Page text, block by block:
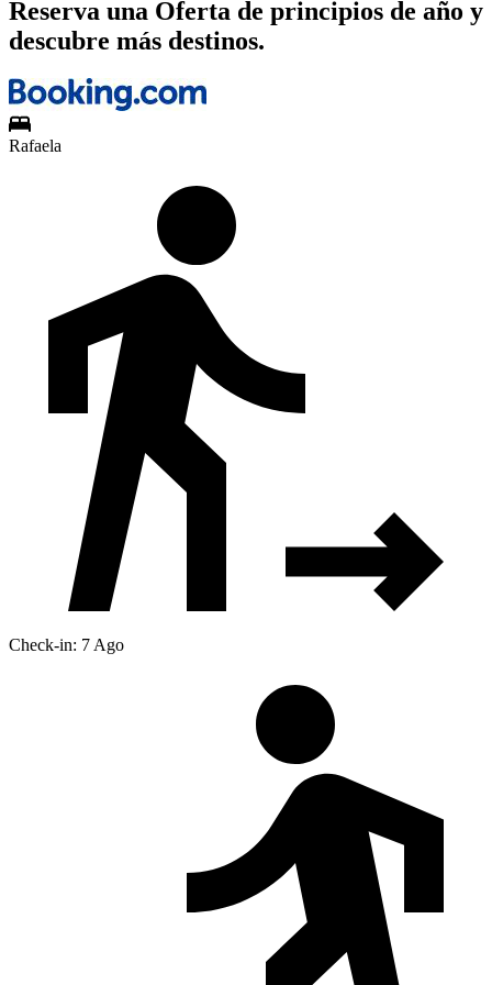
Reserva una Oferta de principios de año y
descubre más destinos.
Rafaela
Check-in: 7 Ago